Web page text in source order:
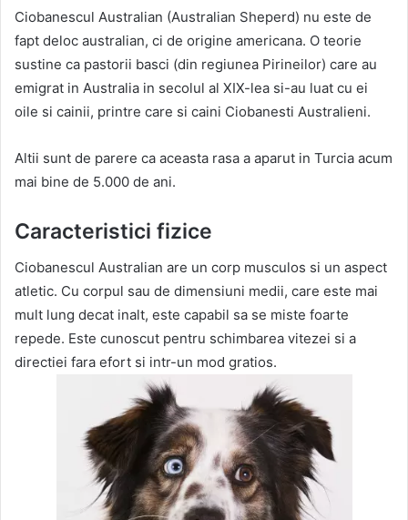
Ciobanescul Australian (Australian Sheperd) nu este de
fapt deloc australian, ci de origine americana. O teorie
sustine ca pastorii basci (din regiunea Pirineilor) care au
emigrat in Australia in secolul al XIX-lea si-au luat cu ei
oile si cainii, printre care si caini Ciobanesti Australieni.
Altii sunt de parere ca aceasta rasa a aparut in Turcia acum
mai bine de 5.000 de ani.
Caracteristici fizice
Ciobanescul Australian are un corp musculos si un aspect
atletic. Cu corpul sau de dimensiuni medii, care este mai
mult lung decat inalt, este capabil sa se miste foarte
repede. Este cunoscut pentru schimbarea vitezei si a
directiei fara efort si intr-un mod gratios.